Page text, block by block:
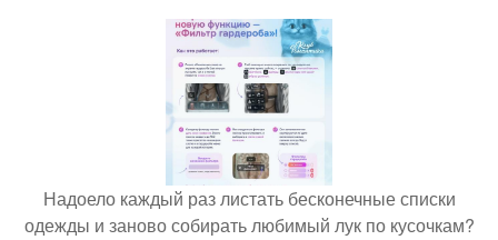
Надоело каждый раз листать бесконечные списки
одежды и заново собирать любимый лук по кусочкам?